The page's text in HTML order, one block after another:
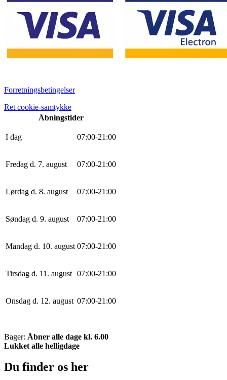
Forretningsbetingelser
Ret cookie-samtykke
Åbningstider
I dag 07:00-21 :00
Fredag d. 7. august 07:00-21 :00
Lørdag d. 8. august 07:00-21 :00
Søndag d. 9. august 07:00-21 :00
Mandag d. 10. august 07:00-21 :00
Tirsdag d. 11. august 07:00-21 :00
Onsdag d. 12. august 07:00-21 :00
Bager: Åbner alle dage kl. 6.00
Lukket alle helligdage
Du finder os her